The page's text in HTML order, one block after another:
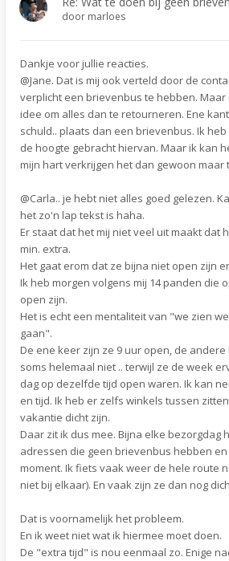
door marloes
Dankje voor jullie reacties.
@Jane. Dat is mij ook verteld door de
verplicht een brievenbus te hebben.
idee om alles dan te retourneren. Ene
schuld.. plaats dan een brievenbus. Ik
de hoogte gebracht hiervan. Maar ik kan
mijn hart verkrijgen het dan gewoon maar
@Carla.. je hebt niet alles goed gelezen.
het zo'n lap tekst is haha.
Er staat dat het mij niet veel uit maakt dat
min. extra.
Het gaat erom dat ze bijna niet open zijn
Ik heb morgen volgens mij 14 panden die
open zijn.
Het is echt een mentaliteit van "we zien
gaan".
De ene keer zijn ze 9 uur open, de andere
soms helemaal niet .. terwijl ze de week
dag op dezelfde tijd open waren. Ik kan
en tijd. Ik heb er zelfs winkels tussen
vakantie dicht zijn.
Daar zit ik dus mee. Bijna elke bezorgdag
adressen die geen brievenbus hebben
moment. Ik fiets vaak weer de hele route
niet bij elkaar). En vaak zijn ze dan nog
Dat is voornamelijk het probleem.
En ik weet niet wat ik hiermee moet doen.
De "extra tijd" is nou eenmaal zo. Enige